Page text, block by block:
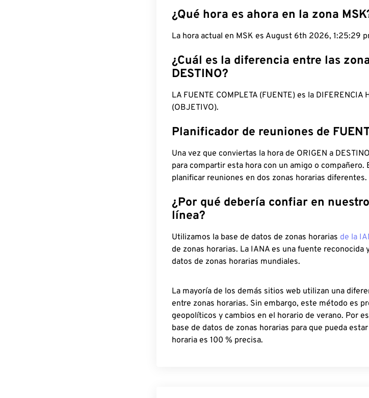
¿Qué hora es ahora en la zona
La hora actual en MSK es August 6th 2026, 1:25:30
¿Cuál es la diferencia entre las
DESTINO?
LA FUENTE COMPLETA (FUENTE) es la
(OBJETIVO).
Planificador de reuniones de
Una vez que conviertas la hora de ORIGEN a
para compartir esta hora con un amigo o compañero.
planificar reuniones en dos zonas horarias diferentes.
¿Por qué debería confiar en
línea?
Utilizamos la base de datos de zonas horarias de la
de zonas horarias. La IANA es una fuente
datos de zonas horarias mundiales.
La mayoría de los demás sitios web utilizan una
entre zonas horarias. Sin embargo, este método es
geopolíticos y cambios en el horario de verano. Por
base de datos de zonas horarias para que pueda
horaria es 100 % precisa.